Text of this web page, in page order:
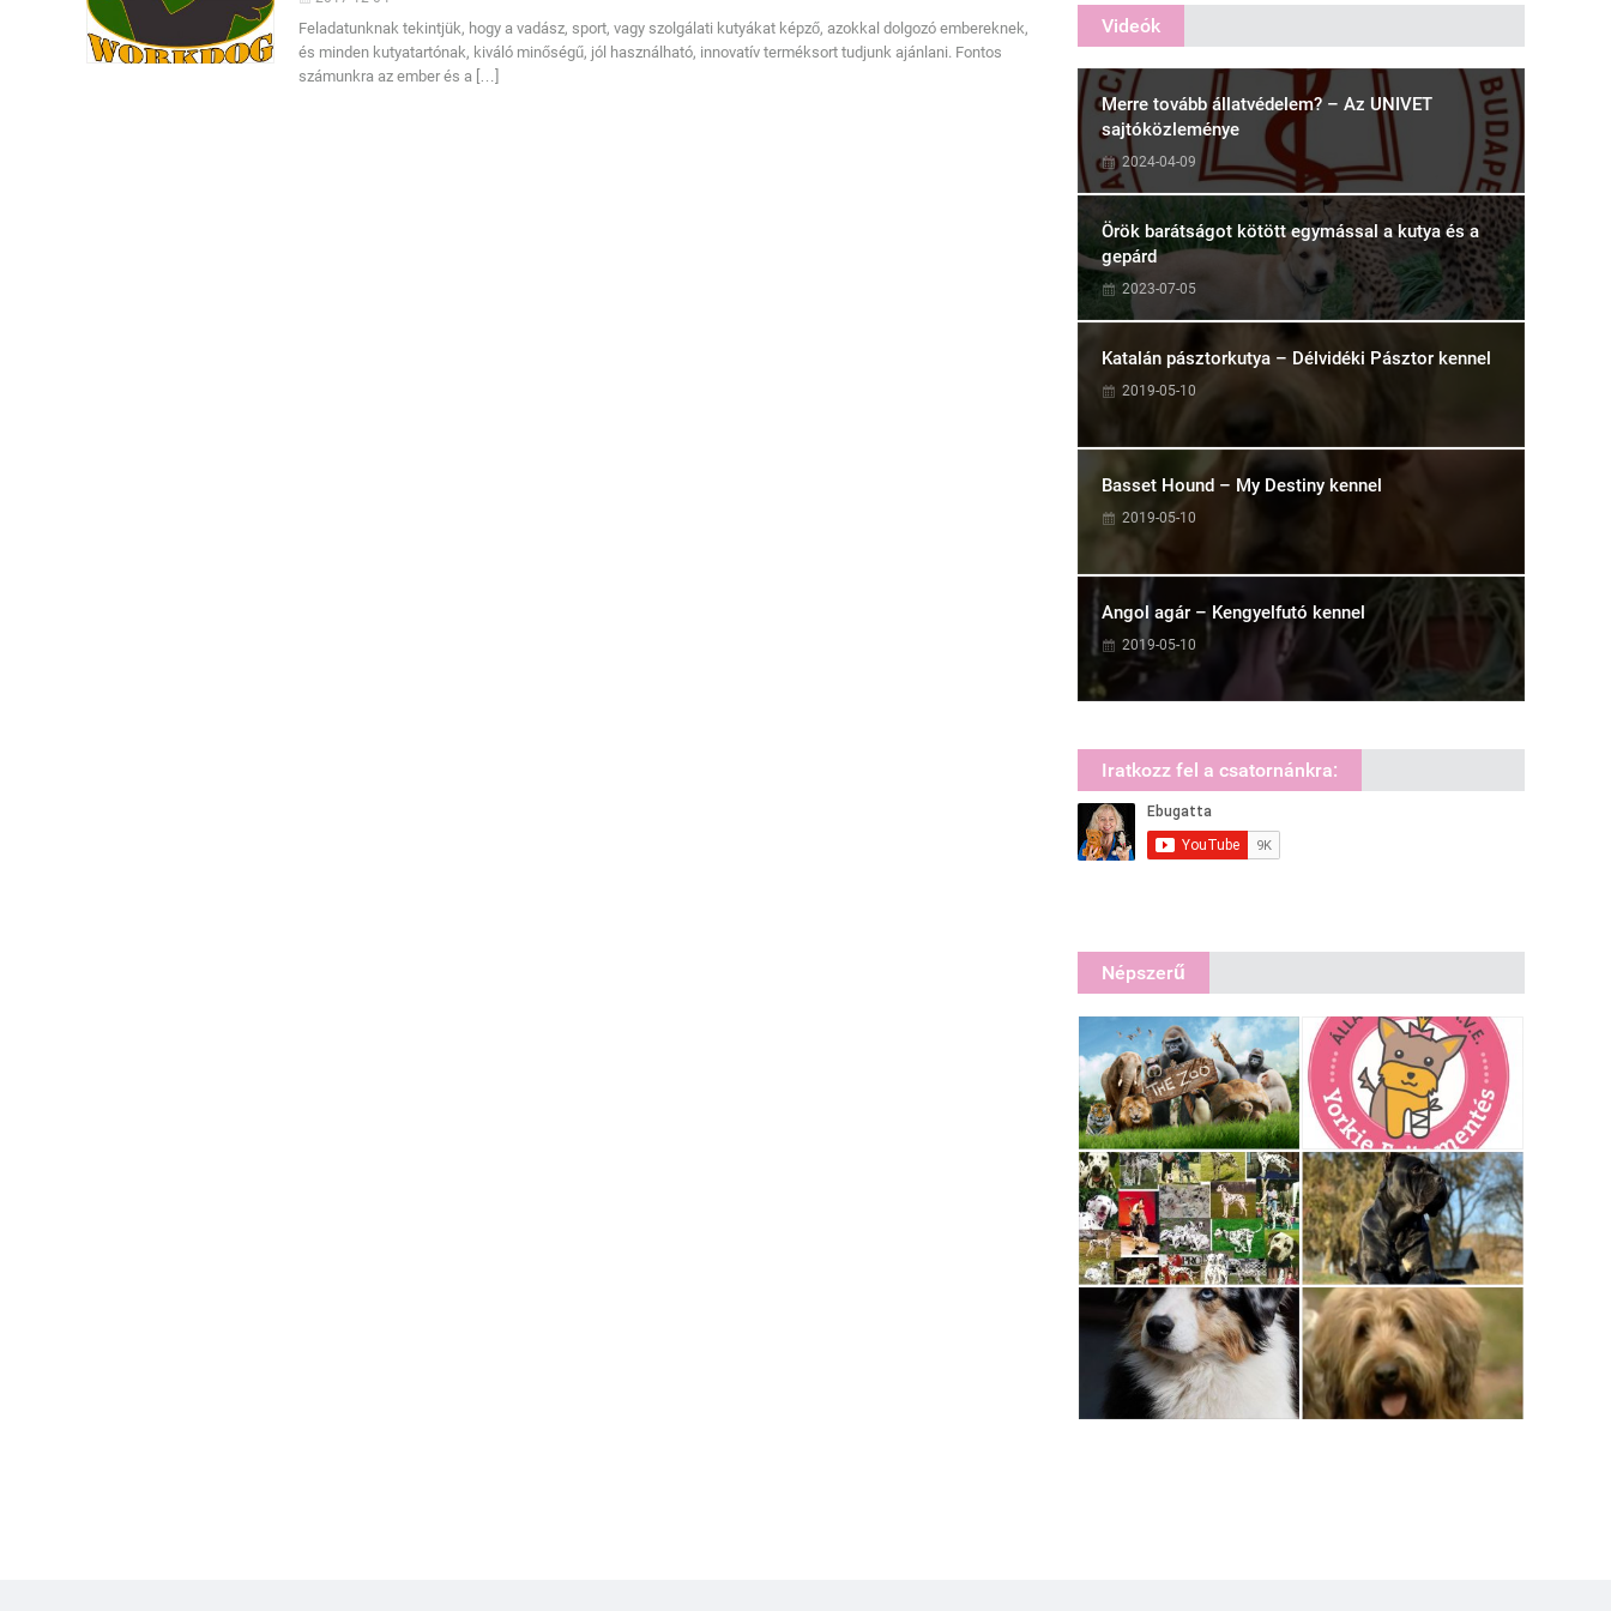
Feladatunknak tekintjük, hogy a vadász, sport, vagy szolgálati kutyákat képző, azokkal dolgozó embereknek,
és minden kutyatartónak, kiváló minőségű, jól használható, innovatív terméksort tudjunk ajánlani. Fontos
számunkra az ember és a […]
Videók
Merre tovább állatvédelem? – Az UNIVET
sajtóközleménye
2024-04-09
Örök barátságot kötött egymással a kutya és a
gepárd
2023-07-05
Katalán pásztorkutya – Délvidéki Pásztor kennel
2019-05-10
Basset Hound – My Destiny kennel
2019-05-10
Angol agár – Kengyelfutó kennel
2019-05-10
Iratkozz fel a csatornánkra:
Népszerű